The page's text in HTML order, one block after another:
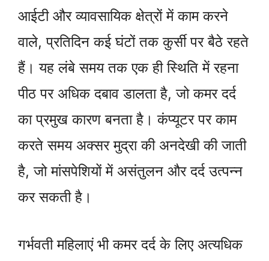
आईटी और व्यावसायिक क्षेत्रों में काम करने
वाले, प्रतिदिन कई घंटों तक कुर्सी पर बैठे रहते
हैं। यह लंबे समय तक एक ही स्थिति में रहना
पीठ पर अधिक दबाव डालता है, जो कमर दर्द
का प्रमुख कारण बनता है। कंप्यूटर पर काम
करते समय अक्सर मुद्रा की अनदेखी की जाती
है, जो मांसपेशियों में असंतुलन और दर्द उत्पन्न
कर सकती है।
गर्भवती महिलाएं भी कमर दर्द के लिए अत्यधिक